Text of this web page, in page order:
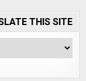
THIS SITE!